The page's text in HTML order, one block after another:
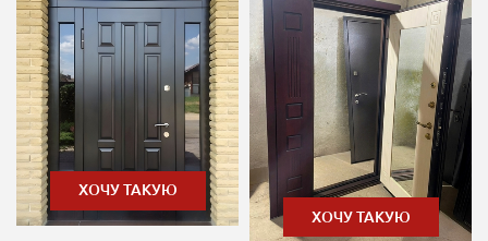
ХОЧУ ТАКУЮ
ХОЧУ ТАКУЮ